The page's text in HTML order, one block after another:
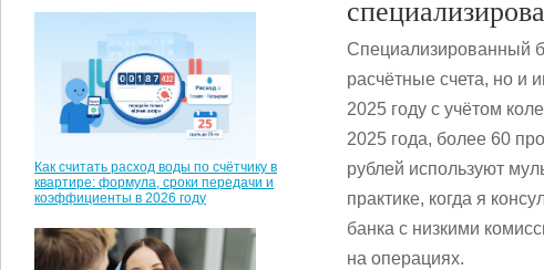
Как считать расход воды по счётчику в
квартире: формула, сроки передачи и
коэффициенты в 2026 году
Специализированный
расчётные счета, но и
2025 году с учётом
2025 года, более 60
рублей используют
практике, когда я
банка с низкими
на операциях.